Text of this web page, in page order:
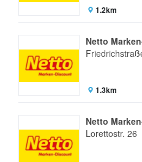
1.2km
Netto
1.3km
Netto
Lorettostr. 26